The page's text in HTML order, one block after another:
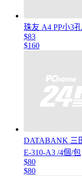
珠友 A4 PP小3
$83
$160
DATABANK 三
E-310-A3 /4個/包
$80
$80